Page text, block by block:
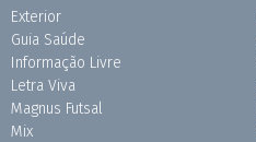
Exterior
Guia Saúde
Informação Livre
Letra Viva
Magnus Futsal
Mix